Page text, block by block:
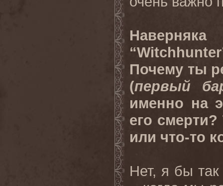
Почему ты
(первый
именно на
его
или что-то
Нет, я бы